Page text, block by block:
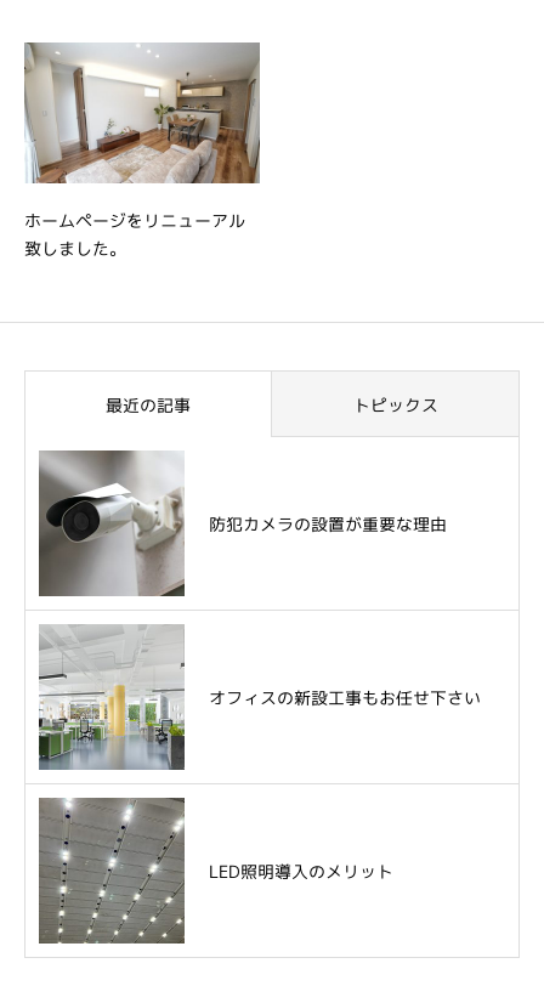
ホームページをリニューアル
致しました。
最近の記事 トピックス
防犯カメラの設置が重要な理由
オフィスの新設工事もお任せ下さい
LED照明導入のメリット